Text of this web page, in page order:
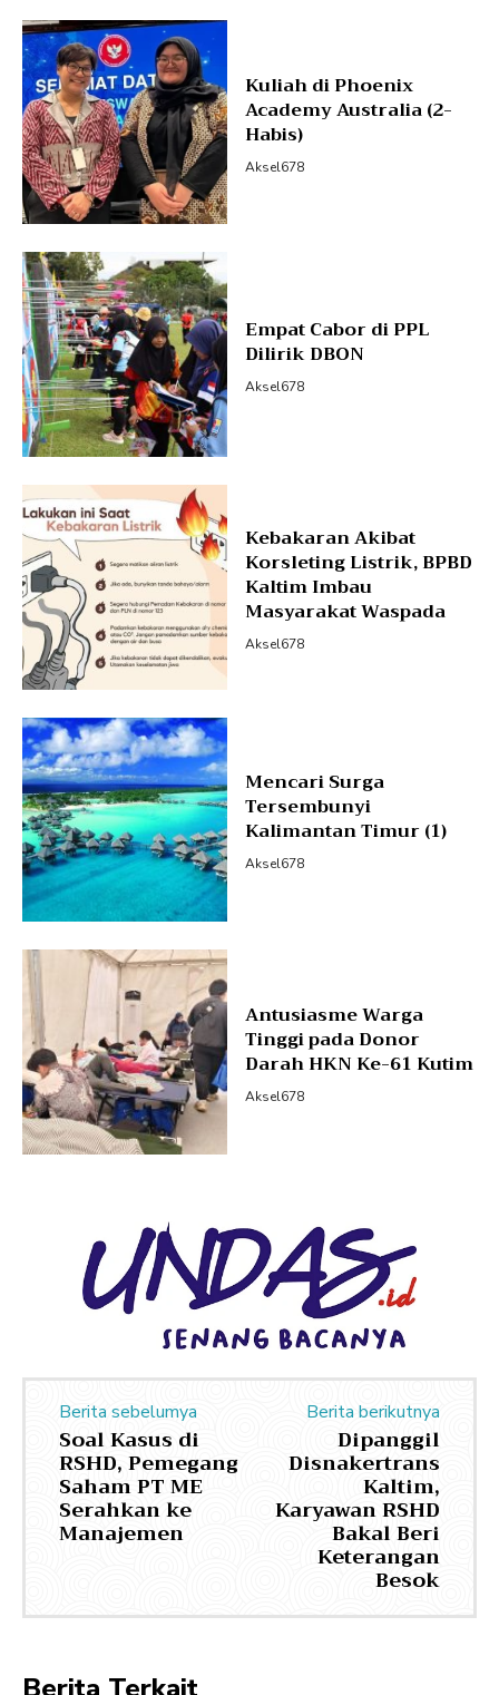
Kuliah di Phoenix
Academy Australia (2-
Habis)
Aksel678
Empat Cabor di PPL
Dilirik DBON
Aksel678
Kebakaran Akibat
Korsleting Listrik, BPBD
Kaltim Imbau
Masyarakat Waspada
Aksel678
Mencari Surga
Tersembunyi
Kalimantan Timur (1)
Aksel678
Antusiasme Warga
Tinggi pada Donor
Darah HKN Ke-61 Kutim
Aksel678
Berita sebelumya
Soal Kasus di
RSHD, Pemegang
Saham PT ME
Serahkan ke
Manajemen
Berita berikutnya
Dipanggil
Disnakertrans
Kaltim,
Karyawan RSHD
Bakal Beri
Keterangan
Besok